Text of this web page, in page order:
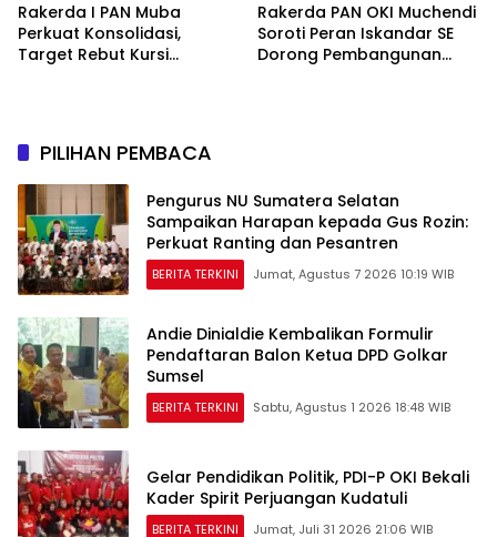
Rakerda I PAN Muba
Perkuat Konsolidasi,
Target Rebut Kursi
Rakerda PAN OKI Muchendi
Soroti Peran Iskandar SE
Dorong Pembangunan
PILIHAN PEMBACA
Pengurus NU Sumatera Selatan
Sampaikan Harapan kepada Gus Rozin:
Perkuat Ranting dan Pesantren
BERITA TERKINI Jumat, Agustus 7 2026 10:19 WIB
Andie Dinialdie Kembalikan Formulir
Pendaftaran Balon Ketua DPD Golkar
Sumsel
BERITA TERKINI Sabtu, Agustus 1 2026 18:48 WIB
Gelar Pendidikan Politik, PDI-P OKI Bekali
Kader Spirit Perjuangan Kudatuli
BERITA TERKINI Jumat, Juli 31 2026 21:06 WIB